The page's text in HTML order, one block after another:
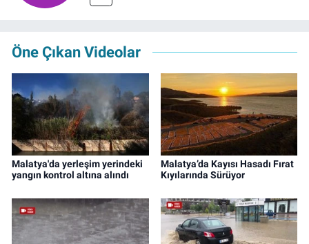
Öne Çıkan Videolar
Malatya'da yerleşim yerindeki
yangın kontrol altına alındı
Malatya’da Kayısı Hasadı Fırat
Kıyılarında Sürüyor